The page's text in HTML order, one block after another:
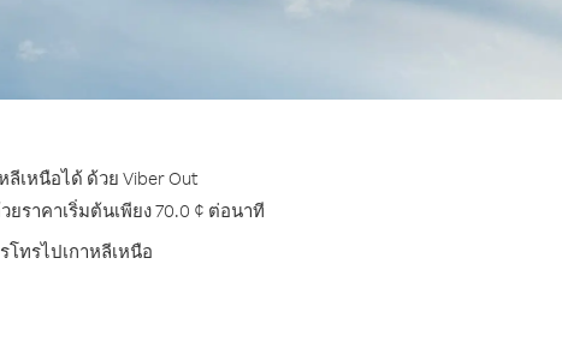
เหนือได้ ด้วย Viber Out
ราคาเริ่มต้นเพียง 70.0 ¢ ต่อนาที
ทรไปเกาหลีเหนือ